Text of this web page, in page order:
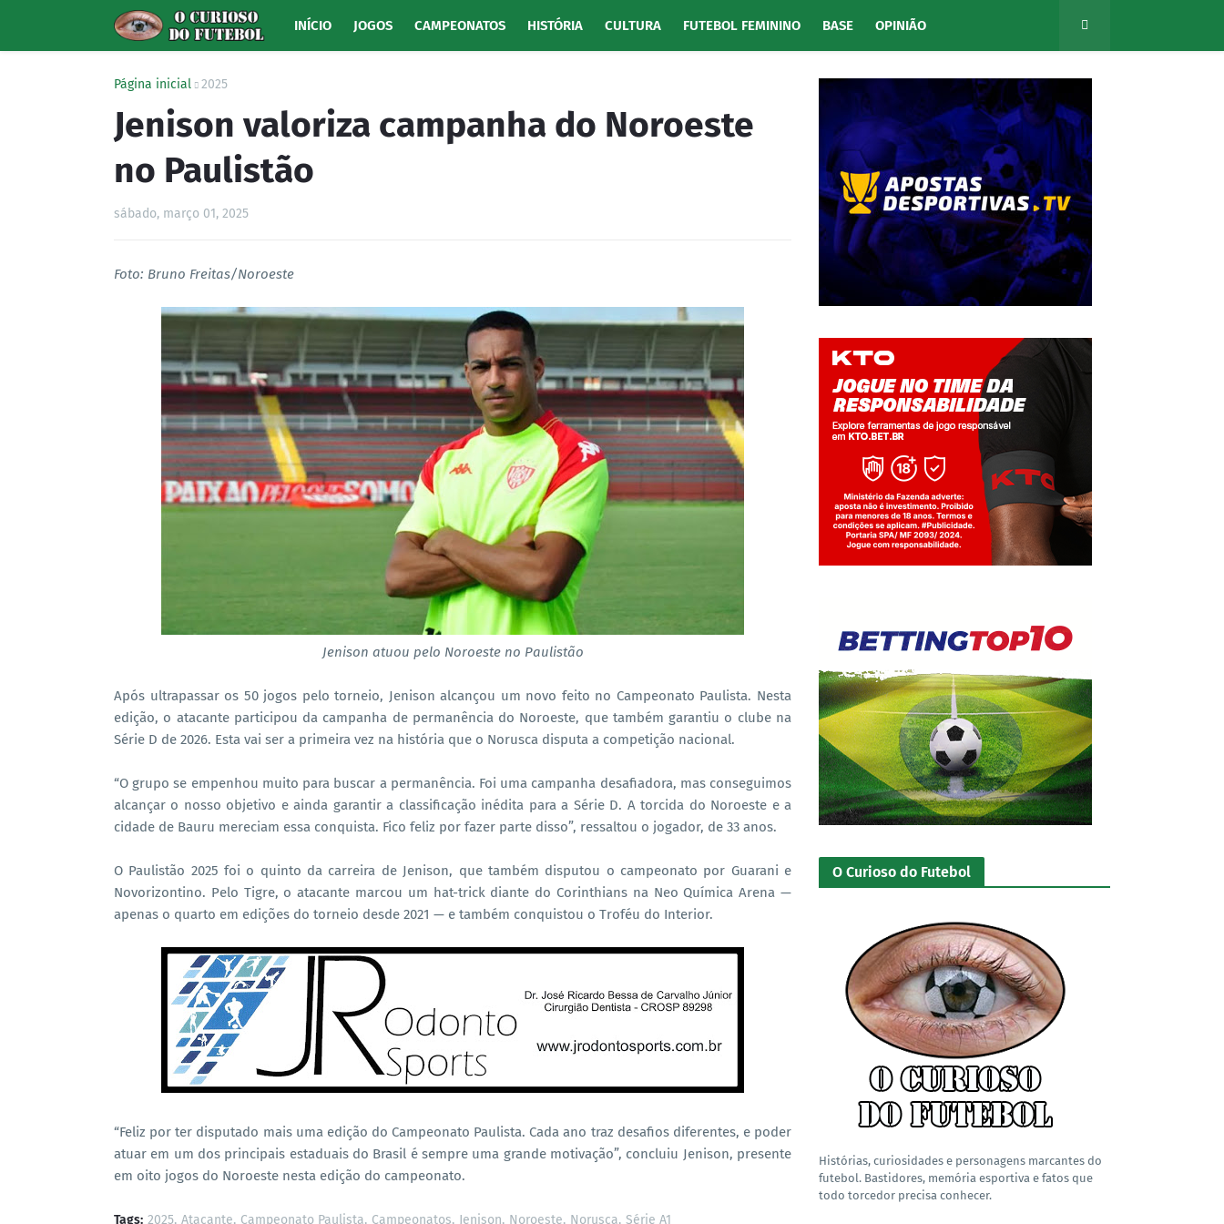
INÍCIO JOGOS CAMPEONATOS HISTÓRIA CULTURA FUTEBOL FEMININO BASE OPINIÃO
Página inicial 2025
Jenison valoriza campanha do Noroeste
no Paulistão
sábado, março 01, 2025
Foto: Bruno Freitas/Noroeste
Jenison atuou pelo Noroeste no Paulistão
Após ultrapassar os 50 jogos pelo torneio, Jenison alcançou um novo feito no Campeonato Paulista. Nesta
edição, o atacante participou da campanha de permanência do Noroeste, que também garantiu o clube na
Série D de 2026. Esta vai ser a primeira vez na história que o Norusca disputa a competição nacional.
“O grupo se empenhou muito para buscar a permanência. Foi uma campanha desafiadora, mas conseguimos
alcançar o nosso objetivo e ainda garantir a classificação inédita para a Série D. A torcida do Noroeste e a
cidade de Bauru mereciam essa conquista. Fico feliz por fazer parte disso”, ressaltou o jogador, de 33 anos.
O Paulistão 2025 foi o quinto da carreira de Jenison, que também disputou o campeonato por Guarani e
Novorizontino. Pelo Tigre, o atacante marcou um hat-trick diante do Corinthians na Neo Química Arena —
apenas o quarto em edições do torneio desde 2021 — e também conquistou o Troféu do Interior.
“Feliz por ter disputado mais uma edição do Campeonato Paulista. Cada ano traz desafios diferentes, e poder
atuar em um dos principais estaduais do Brasil é sempre uma grande motivação”, concluiu Jenison, presente
em oito jogos do Noroeste nesta edição do campeonato.
Tags: 2025 Atacante Campeonato Paulista Campeonatos Jenison Noroeste Norusca Série A1
Jogue com responsabilidade. 18+
O Curioso do Futebol
Histórias, curiosidades e personagens marcantes do
futebol. Bastidores, memória esportiva e fatos que
todo torcedor precisa conhecer.